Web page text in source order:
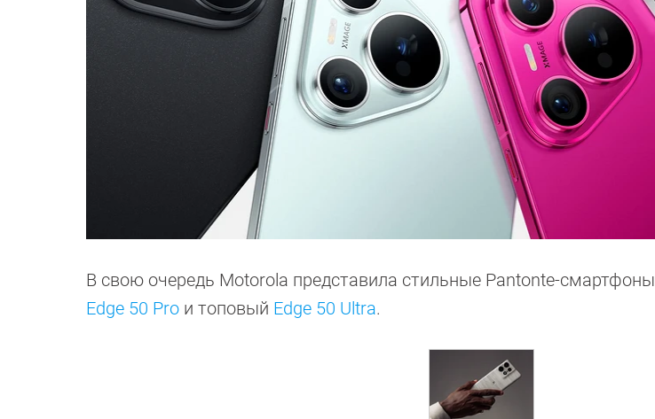
В свою очередь Motorola представила стильные Pantonte-смартфоны
Edge 50 Pro и топовый Edge 50 Ultra.